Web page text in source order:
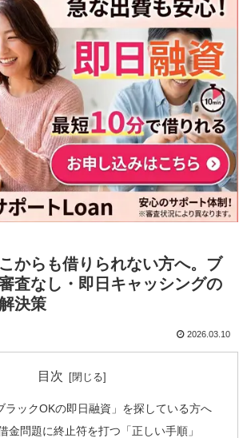
からも借りられない方へ。ブ
査なし・即日キャッシングの
決策
2026.03.10
目次
ラックOKの即日融資」を探している方へ
金問題に終止符を打つ「正しい手順」